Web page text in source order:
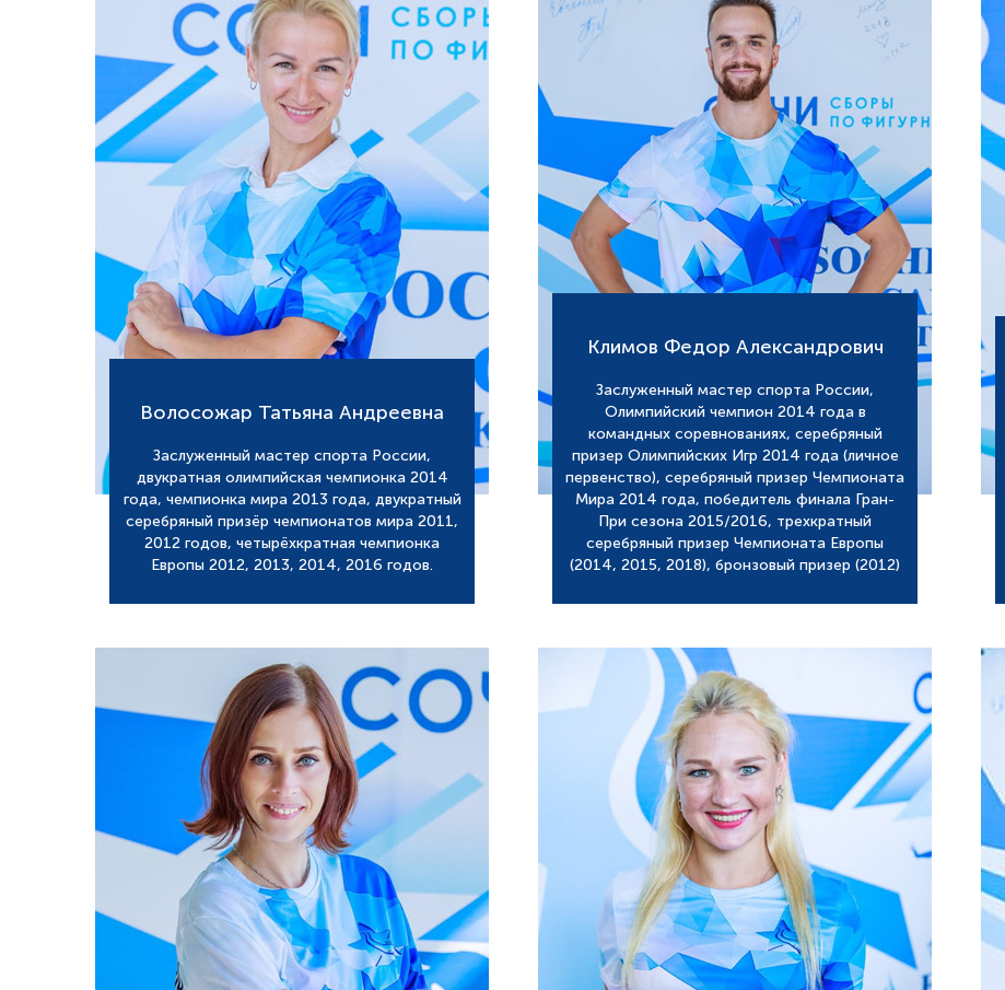
Волосожар Татьяна Андреевна
Заслуженный мастер спорта России,
двукратная олимпийская чемпионка 2014
года, чемпионка мира 2013 года, двукратный
серебряный призёр чемпионатов мира 2011,
2012 годов, четырёхкратная чемпионка
Европы 2012, 2013, 2014, 2016 годов.
Климов Федор Александрович
Заслуженный мастер спорта России,
Олимпийский чемпион 2014 года в
командных соревнованиях, серебряный
призер Олимпийских Игр 2014 года (личное
первенство), серебряный призер Чемпионата
Мира 2014 года, победитель финала Гран-
При сезона 2015/2016, трехкратный
серебряный призер Чемпионата Европы
(2014, 2015, 2018), бронзовый призер (2012)